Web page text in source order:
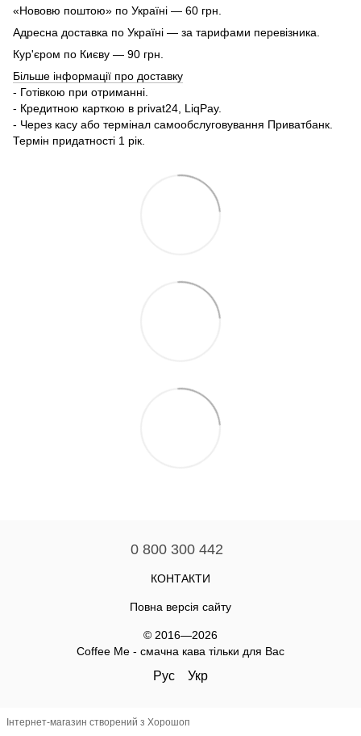
«Нововю поштою» по Україні — 60 грн.
Адресна доставка по Україні — за тарифами перевізника.
Кур'єром по Києву — 90 грн.
Більше інформації про доставку
- Готівкою при отриманні.
- Кредитною карткою в privat24, LiqPay.
- Через касу або термінал самообслуговування Приватбанк.
Термін придатності 1 рік.
0 800 300 442
КОНТАКТИ
Повна версія сайту
© 2016—2026
Coffee Me - смачна кава тільки для Вас
Рус Укр
Інтернет-магазин створений з Хорошоп